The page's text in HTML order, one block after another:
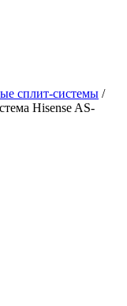
сплит-системы /
Hisense AS-